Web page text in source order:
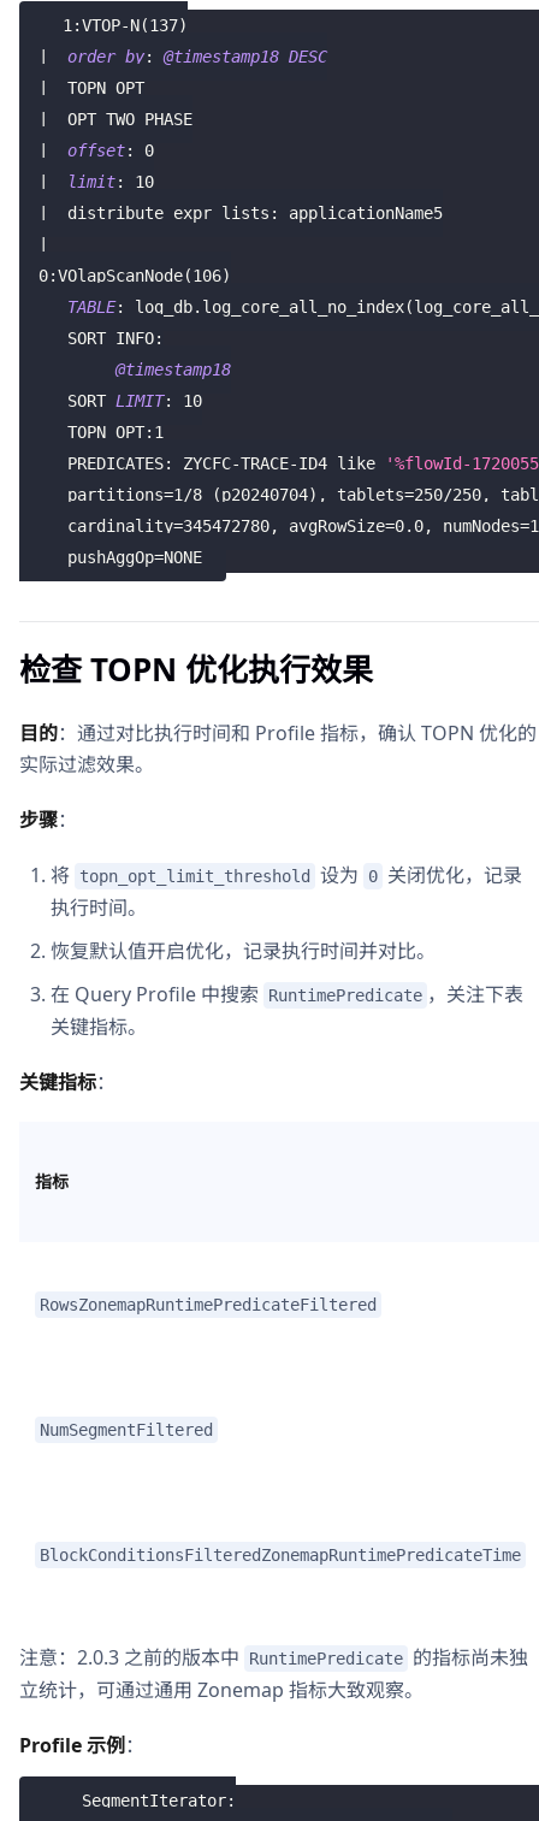
1 :VTOP-N(137)
order by: @timestamp18 DESC
  TOPN OPT
  OPT TWO PHASE
offset: 0
limit: 10
  distribute expr lists: applicationName5
0:VOlapScanNode(106)
TABLE: log_db. log_core_all_no_index(
     SORT INFO:
@timestamp18
     SORT
LIMIT: 10
     TOPN OPT:
1
     PREDICATES: ZYCFC
-TRACE-ID4 like
'%flowId-
     partitions
=1 /8 (p20240704) , tablets=250/250,
     cardinality
=345472780, avgRowSize=0.0, numNodes=1
     pushAggOp
=NONE
检查 TOPN 优化执行效果
目的：通过对比执行时间和 Profile 指标，确认 TOPN 优化的
实际过滤效果。
步骤：
将 topn_opt_limit_threshold 设为 0 关闭优化，记录
执行时间。
恢复默认值开启优化，记录执行时间并对比。
在 Query Profile 中搜索
RuntimePredicate ，关注下表
关键指标。
关键指标：
指标
RowsZonemapRuntimePredicateFiltered
NumSegmentFiltered
BlockConditionsFilteredZonemapRuntimePredicateTime
注意：2.0.3 之前的版本中 RuntimePredicate 的指标尚未独
立统计，可通过通用 Zonemap 指标大致观察。
Profile 示例 ：
    SegmentIterator: